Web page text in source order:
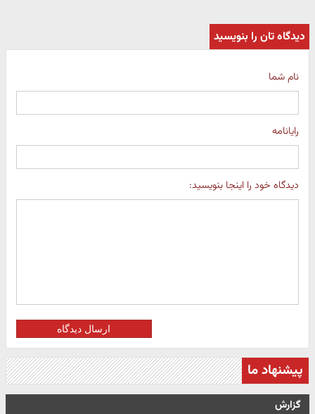
دیدگاه تان را بنویسید
نام شما
رایانامه
دیدگاه خود را اینجا بنویسید:
ارسال دیدگاه
پیشنهاد ما
گزارش